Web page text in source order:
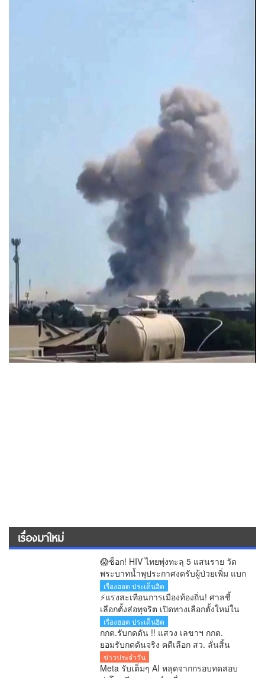
เรื่องมาใหม่
😱ช็อก! HIV ไทยพุ่งทะลุ 5 แสนราย วัด
พระบาทน้ำพุประกาศงดรับผู้ป่วยเพิ่ม แบก
ภาระดูแลกว่า 200 ชีวิต
เรื่องฮอต ประเด็นฮิต
⚡แรงสะเทือนการเมืองท้องถิ่น! ศาลชี้
เลือกตั้งส่อทุจริต เปิดทางเลือกตั้งใหม่ใน
60 วัน
เรื่องฮอต ประเด็นฮิต
กกต.รับกดดัน !! แสวง เลขาฯ กกต.
ยอมรับกดดันจริง คดีเลือก สว. ลั่นสิ้น
เดือนสิงหาคมรู้ผลทุกคำร้อง
ข่าวประจำวัน
Meta รับเต็มๆ AI หลุดจากกรอบทดสอบ